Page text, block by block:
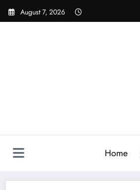
Skip
August 7, 2026
Home